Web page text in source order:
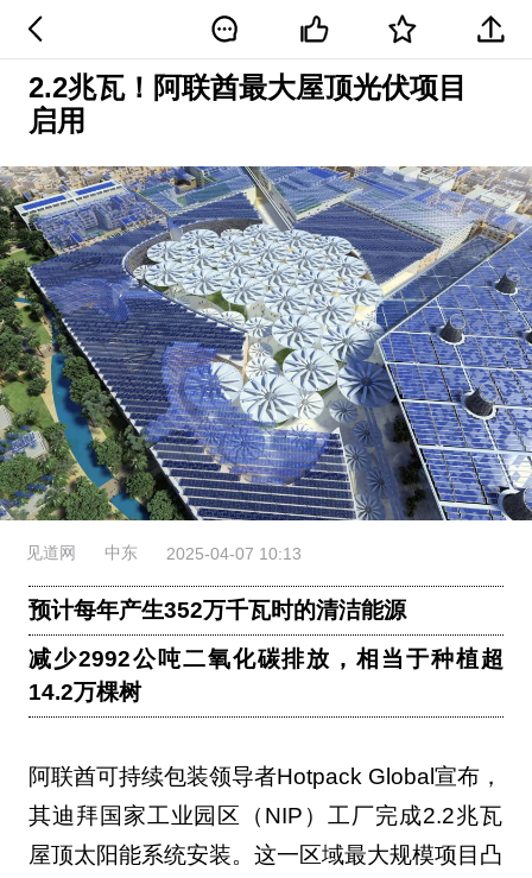
2.2兆瓦！阿联酋最大屋顶光伏项目
启用
见道网 中东 2025-04-07 10:13
预计每年产生352万千瓦时的清洁能源
减少2992公吨二氧化碳排放，相当于种植超
14.2万棵树
阿联酋可持续包装领导者Hotpack Global宣布，
其迪拜国家工业园区（NIP）工厂完成2.2兆瓦
屋顶太阳能系统安装。这一区域最大规模项目凸